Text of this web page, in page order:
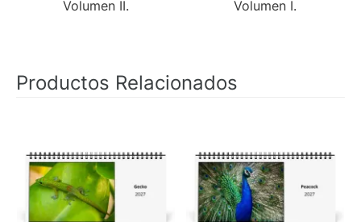
Volumen II. Volumen I.
Productos Relacionados